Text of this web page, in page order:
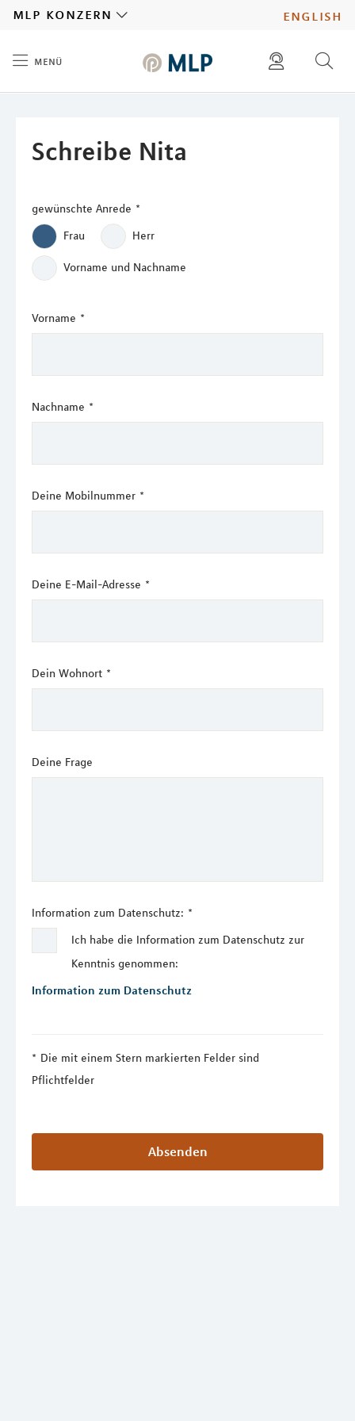
english
mlp konzern
menü
ad hoc mitteilungen finden
Schreibe Nita
gewünschte Anrede *
Frau
Herr
Vorname und Nachname
Vorname *
Nachname *
Deine Mobilnummer *
Deine E-Mail-Adresse *
Dein Wohnort *
Deine Frage
Information zum Datenschutz: *
Ich habe die Information zum Datenschutz zur
Kenntnis genommen:
Information zum Datenschutz
Die mit einem Stern markierten Felder sind
Pflichtfelder